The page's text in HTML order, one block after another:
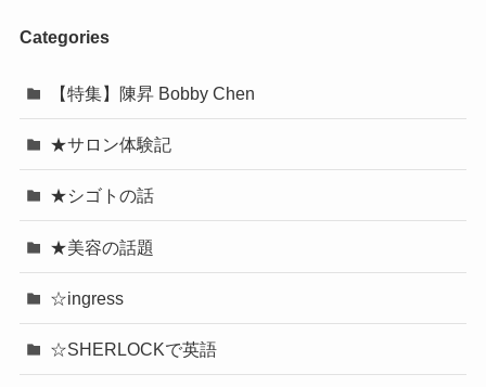
Categories
【特集】陳昇 Bobby Chen
★サロン体験記
★シゴトの話
★美容の話題
☆ingress
☆SHERLOCKで英語